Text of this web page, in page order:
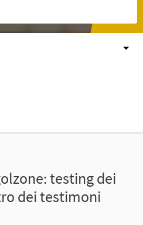
testing dei
dei testimoni